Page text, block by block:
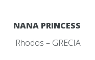
NANA PRINCESS
Rhodos – GRECIA